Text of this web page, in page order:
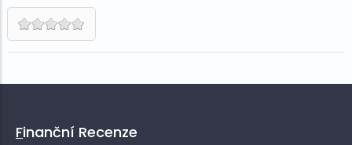
Finanční Recenze